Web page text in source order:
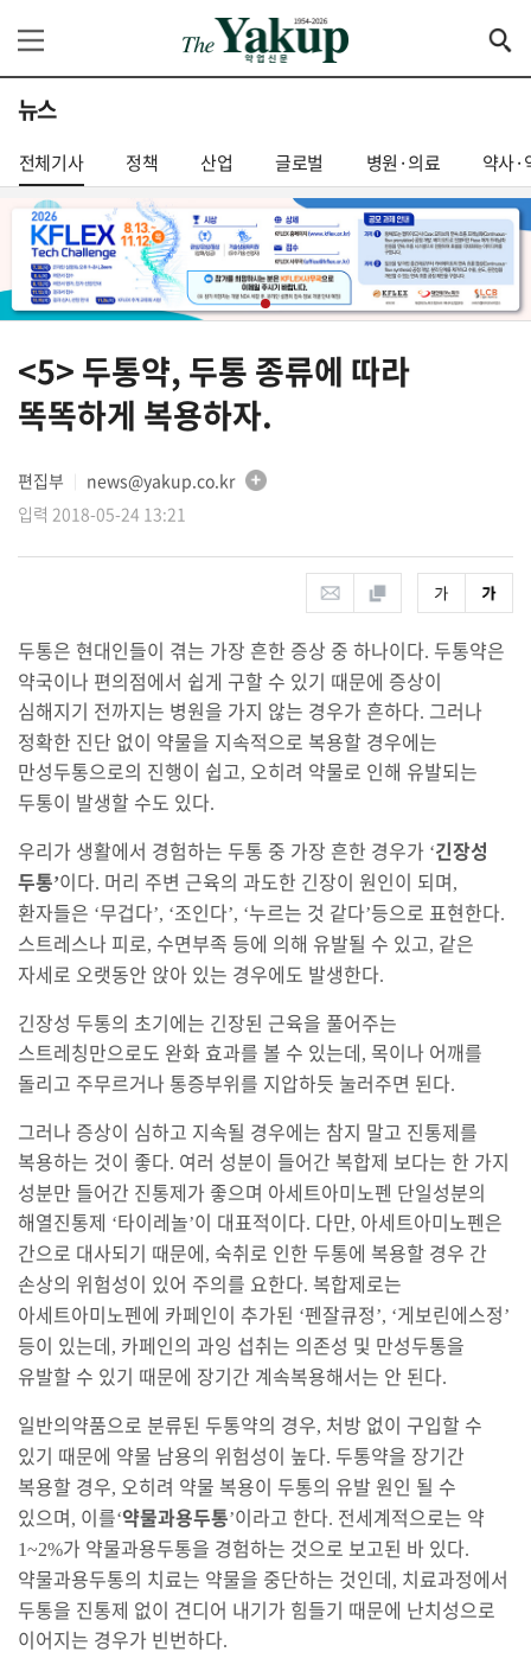
뉴스
전체기사 정책 산업 글로벌 병원·의료 약사·
<5> 두통약, 두통 종류에 따라
똑똑하게 복용하자.
편집부
news@yakup.co.kr
입력 2018-05-24 13:21
두통은 현대인들이 겪는 가장 흔한 증상 중 하나이다. 두통약은
약국이나 편의점에서 쉽게 구할 수 있기 때문에 증상이
심해지기 전까지는 병원을 가지 않는 경우가 흔하다. 그러나
정확한 진단 없이 약물을 지속적으로 복용할 경우에는
만성두통으로의 진행이 쉽고, 오히려 약물로 인해 유발되는
두통이 발생할 수도 있다.
우리가 생활에서 경험하는 두통 중 가장 흔한 경우가 ‘긴장성
두통’이다. 머리 주변 근육의 과도한 긴장이 원인이 되며,
환자들은 ‘무겁다’, ‘조인다’, ‘누르는 것 같다’등으로 표현한다.
스트레스나 피로, 수면부족 등에 의해 유발될 수 있고, 같은
자세로 오랫동안 앉아 있는 경우에도 발생한다.
긴장성 두통의 초기에는 긴장된 근육을 풀어주는
스트레칭만으로도 완화 효과를 볼 수 있는데, 목이나 어깨를
돌리고 주무르거나 통증부위를 지압하듯 눌러주면 된다.
그러나 증상이 심하고 지속될 경우에는 참지 말고 진통제를
복용하는 것이 좋다. 여러 성분이 들어간 복합제 보다는 한 가지
성분만 들어간 진통제가 좋으며 아세트아미노펜 단일성분의
해열진통제 ‘타이레놀’이 대표적이다. 다만, 아세트아미노펜은
간으로 대사되기 때문에, 숙취로 인한 두통에 복용할 경우 간
손상의 위험성이 있어 주의를 요한다. 복합제로는
아세트아미노펜에 카페인이 추가된 ‘펜잘큐정’, ‘게보린에스정’
등이 있는데, 카페인의 과잉 섭취는 의존성 및 만성두통을
유발할 수 있기 때문에 장기간 계속복용해서는 안 된다.
일반의약품으로 분류된 두통약의 경우, 처방 없이 구입할 수
있기 때문에 약물 남용의 위험성이 높다. 두통약을 장기간
복용할 경우, 오히려 약물 복용이 두통의 유발 원인 될 수
있으며, 이를‘약물과용두통’이라고 한다. 전세계적으로는 약
1~2%가 약물과용두통을 경험하는 것으로 보고된 바 있다.
약물과용두통의 치료는 약물을 중단하는 것인데, 치료과정에서
두통을 진통제 없이 견디어 내기가 힘들기 때문에 난치성으로
이어지는 경우가 빈번하다.